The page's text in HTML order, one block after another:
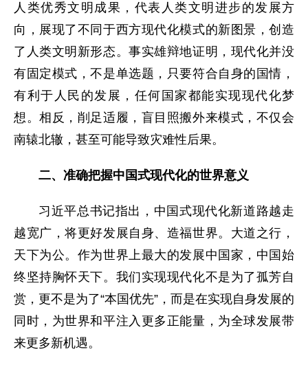
人类优秀文明成果，代表人类文明进步的发展方
向，展现了不同于西方现代化模式的新图景，创造
了人类文明新形态。事实雄辩地证明，现代化并没
有固定模式，不是单选题，只要符合自身的国情，
有利于人民的发展，任何国家都能实现现代化梦
想。相反，削足适履，盲目照搬外来模式，不仅会
南辕北辙，甚至可能导致灾难性后果。
二、准确把握中国式现代化的世界意义
习近平总书记指出，中国式现代化新道路越走
越宽广，将更好发展自身、造福世界。大道之行，
天下为公。作为世界上最大的发展中国家，中国始
终坚持胸怀天下。我们实现现代化不是为了孤芳自
赏，更不是为了“本国优先”，而是在实现自身发展的
同时，为世界和平注入更多正能量，为全球发展带
来更多新机遇。